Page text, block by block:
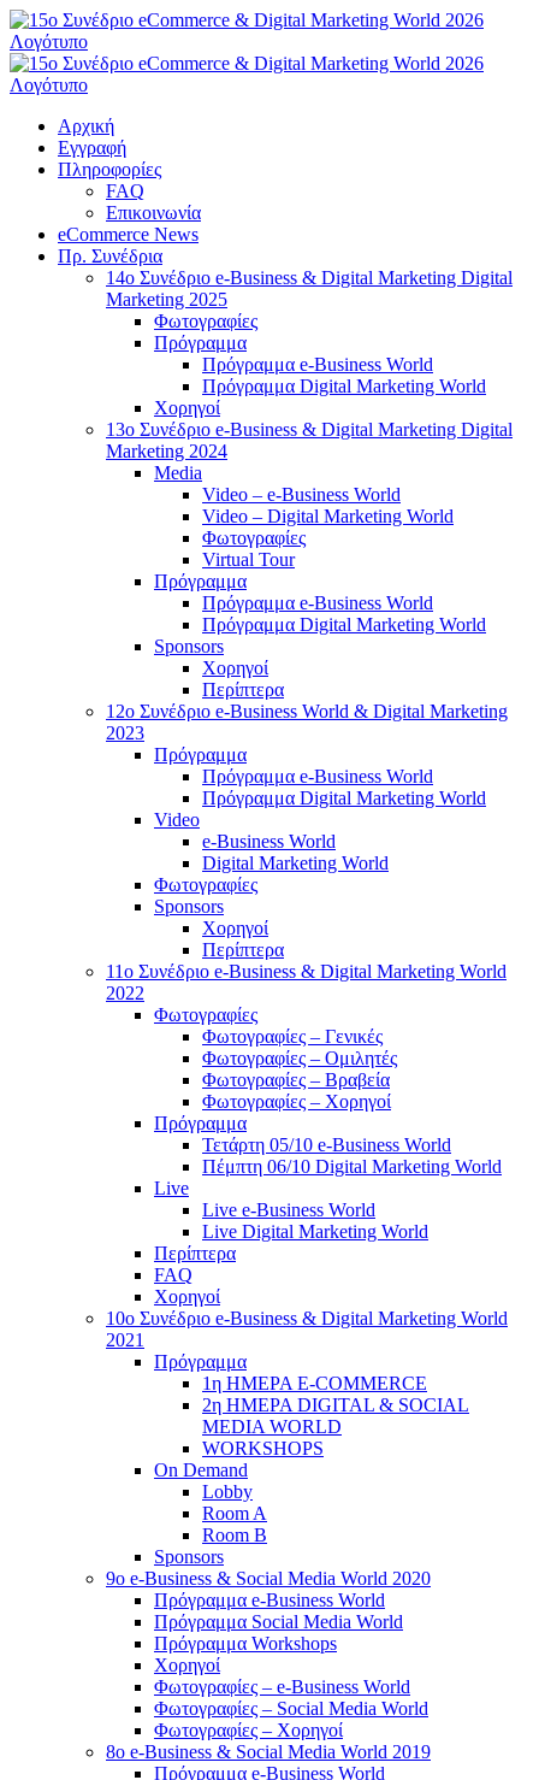
Μετάβαση
στο
περιεχόμενο
Αρχική
Εγγραφή
Πληροφορίες
FAQ
Επικοινωνία
eCommerce News
Πρ. Συνέδρια
14o Συνέδριο e-Business & Digital Marketing Digital
Marketing 2025
Φωτογραφίες
Πρόγραμμα
Πρόγραμμα e-Business World
Πρόγραμμα Digital Marketing World
Χορηγοί
13o Συνέδριο e-Business & Digital Marketing Digital
Marketing 2024
Media
Video – e-Business World
Video – Digital Marketing World
Φωτογραφίες
Virtual Tour
Πρόγραμμα
Πρόγραμμα e-Business World
Πρόγραμμα Digital Marketing World
Sponsors
Χορηγοί
Περίπτερα
12o Συνέδριο e-Business World & Digital Marketing
2023
Πρόγραμμα
Πρόγραμμα e-Business World
Πρόγραμμα Digital Marketing World
Video
e-Business World
Digital Marketing World
Φωτογραφίες
Sponsors
Χορηγοί
Περίπτερα
11ο Συνέδριο e-Business & Digital Marketing World
2022
Φωτογραφίες
Φωτογραφίες – Γενικές
Φωτογραφίες – Ομιλητές
Φωτογραφίες – Βραβεία
Φωτογραφίες – Χορηγοί
Πρόγραμμα
Τετάρτη 05/10 e-Business World
Πέμπτη 06/10 Digital Marketing World
Live
Live e-Business World
Live Digital Marketing World
Περίπτερα
FAQ
Χορηγοί
10o Συνέδριο e-Business & Digital Marketing World
2021
Πρόγραμμα
1η ΗΜΕΡΑ E-COMMERCE
2η ΗΜΕΡΑ DIGITAL & SOCIAL
MEDIA WORLD
WORKSHOPS
On Demand
Lobby
Room A
Room B
Sponsors
9o e-Business & Social Media World 2020
Πρόγραμμα e-Business World
Πρόγραμμα Social Media World
Πρόγραμμα Workshops
Χορηγοί
Φωτογραφίες – e-Business World
Φωτογραφίες – Social Media World
Φωτογραφίες – Χορηγοί
8o e-Business & Social Media World 2019
Πρόγραμμα e-Business World